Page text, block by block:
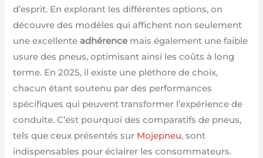
d’esprit. En explorant les différentes options, on
découvre des modèles qui affichent non seulement
une excellenteadhérence mais également une faible
usure des pneus, optimisant ainsi les coûts à long
terme. En 2025, il existe une pléthore de choix,
chacun étant soutenu par des performances
spécifiques qui peuvent transformer l’expérience de
conduite. C’est pourquoi des comparatifs de pneus,
tels que ceux présentés sur Mojepneu, sont
indispensables pour éclairer les consommateurs.